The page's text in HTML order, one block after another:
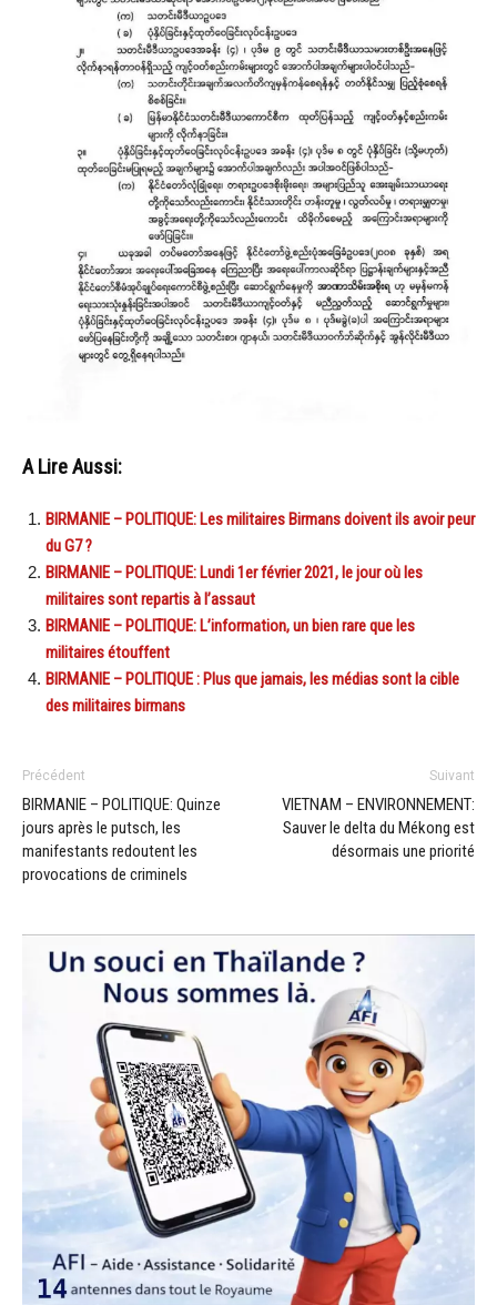
A Lire Aussi:
BIRMANIE – POLITIQUE: Les militaires Birmans doivent ils avoir peur
du G7 ?
BIRMANIE – POLITIQUE: Lundi 1er février 2021, le jour où les
militaires sont repartis à l’assaut
BIRMANIE – POLITIQUE: L’information, un bien rare que les
militaires étouffent
BIRMANIE – POLITIQUE : Plus que jamais, les médias sont la cible
des militaires birmans
Précédent
BIRMANIE – POLITIQUE: Quinze
jours après le putsch, les
manifestants redoutent les
provocations de criminels
Suivant
VIETNAM – ENVIRONNEMENT:
Sauver le delta du Mékong est
désormais une priorité